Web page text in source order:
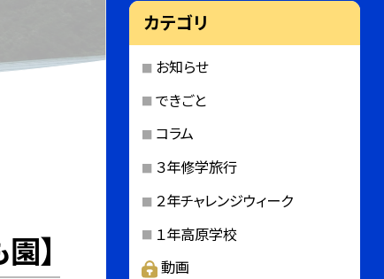
】
カテゴリ
お知らせ
できごと
コラム
３年修学旅行
２年チャレンジウィーク
１年高原学校
動画